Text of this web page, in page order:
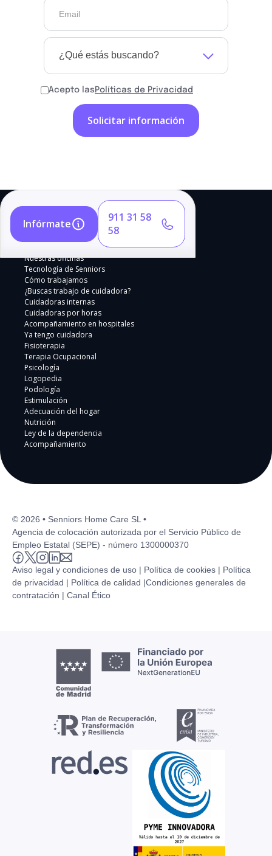
¿Qué estás buscando?
Acepto las Políticas de Privacidad
Infórmate
911 31 58
58
Nuestras oficinas
Tecnología de Senniors
Cómo trabajamos
¿Buscas trabajo de cuidadora?
Cuidadoras internas
Cuidadoras por horas
Acompañamiento en hospitales
Ya tengo cuidadora
Fisioterapia
Terapia Ocupacional
Psicología
Logopedia
Podología
Estimulación
Adecuación del hogar
Nutrición
Ley de la dependencia
Acompañamiento
© 2026 • Senniors Home Care SL •
Agencia de colocación autorizada por el Servicio Público de
Empleo Estatal (SEPE) - número 1300000370
Aviso legal y condiciones de uso | Política de cookies | Política
de privacidad | Política de calidad |Condiciones generales de
contratación | Canal Ético